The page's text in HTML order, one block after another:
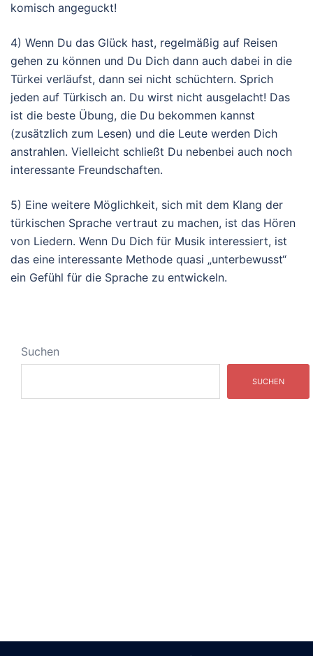
komisch angeguckt!
4) Wenn Du das Glück hast, regelmäßig auf Reisen
gehen zu können und Du Dich dann auch dabei in die
Türkei verläufst, dann sei nicht schüchtern. Sprich
jeden auf Türkisch an. Du wirst nicht ausgelacht! Das
ist die beste Übung, die Du bekommen kannst
(zusätzlich zum Lesen) und die Leute werden Dich
anstrahlen. Vielleicht schließt Du nebenbei auch noch
interessante Freundschaften.
5) Eine weitere Möglichkeit, sich mit dem Klang der
türkischen Sprache vertraut zu machen, ist das Hören
von Liedern. Wenn Du Dich für Musik interessiert, ist
das eine interessante Methode quasi „unterbewusst“
ein Gefühl für die Sprache zu entwickeln.
Suchen
SUCHEN